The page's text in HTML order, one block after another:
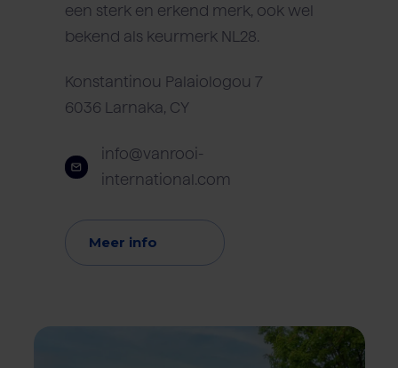
een sterk en erkend merk, ook wel
bekend als keurmerk NL28.
Konstantinou Palaiologou 7
6036 Larnaka, CY
info@vanrooi-
international.com
Meer info